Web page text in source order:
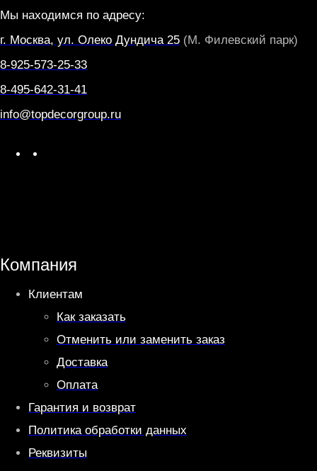
Мы находимся по адресу:
г. Москва, ул. Олеко Дундича 25 (М. Филевский парк)
8-925-573-25-33
8-495-642-31-41
info@topdecorgroup.ru
p
p
a
m
Компания
Клиентам
Как заказать
Отменить или заменить заказ
Доставка
Оплата
Гарантия и возврат
Политика обработки данных
Реквизиты